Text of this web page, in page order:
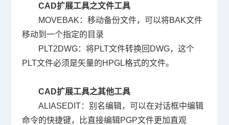
CAD扩展工具之文件工具
MOVEBAK ：移动备份文件，可以将BAK文件
移动到一个指定的目录
PLT2DWG：将PLT文件转换回 DWG，这个
PLT文件必须是矢量的HPGL格式的文件。
CAD扩展工具之其他工具
ALIASEDIT：别名编辑，可以在对话框中编辑
命令的快捷键，比直接编辑PGP文件更加直观